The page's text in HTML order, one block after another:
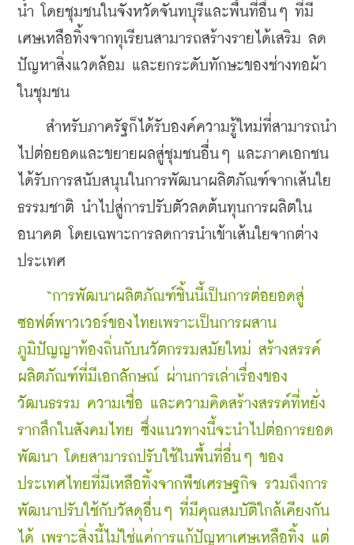
น้ำ โดยชุมชนในจังหวัดจันทบุรีและพื้นที่อื่นๆ ที่มี
เศษเหลือทิ้งจากทุเรียนสามารถสร้างรายได้เสริม ลด
ปัญหาสิ่งแวดล้อม และยกระดับทักษะของช่างทอผ้า
ในชุมชน
สำหรับภาครัฐก็ได้รับองค์ความรู้ใหม่ที่สามารถนำ
ไปต่อยอดและขยายผลสู่ชุมชนอื่นๆ และภาคเอกชน
ได้รับการสนับสนุนในการพัฒนาผลิตภัณฑ์จากเส้นใย
ธรรมชาติ นำไปสู่การปรับตัวลดต้นทุนการผลิตใน
อนาคต โดยเฉพาะการลดการนำเข้าเส้นใยจากต่าง
ประเทศ
“การพัฒนาผลิตภัณฑ์ชิ้นนี้เป็นการต่อยอดสู่
ซอฟต์พาวเวอร์ของไทยเพราะเป็นการผสาน
ภูมิปัญญาท้องถิ่นกับนวัตกรรมสมัยใหม่ สร้างสรรค์
ผลิตภัณฑ์ที่มีเอกลักษณ์ ผ่านการเล่าเรื่องของ
วัฒนธรรม ความเชื่อ และความคิดสร้างสรรค์ที่หยั่ง
รากลึกในสังคมไทย ซึ่งแนวทางนี้จะนำไปต่อการยอด
พัฒนา โดยสามารถปรับใช้ในพื้นที่อื่นๆ ของ
ประเทศไทยที่มีเหลือทิ้งจากพืชเศรษฐกิจ รวมถึงการ
พัฒนาปรับใช้กับวัสดุอื่นๆ ที่มีคุณสมบัติใกล้เคียงกัน
ได้ เพราะสิ่งนี้ไม่ใช่แค่การแก้ปัญหาเศษเหลือทิ้ง แต่